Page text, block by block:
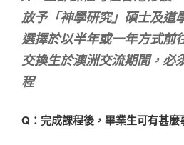
放予「神學研究」碩士及道
選擇於以半年或一年方式前
交換生於澳洲交流期間，必
程
Q：完成課程後，畢業生可有甚